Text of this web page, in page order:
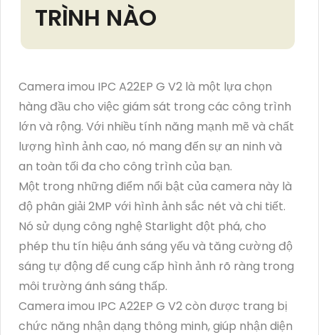
TRÌNH NÀO
Camera imou IPC A22EP G V2 là một lựa chọn
hàng đầu cho việc giám sát trong các công trình
lớn và rộng. Với nhiều tính năng mạnh mẽ và chất
lượng hình ảnh cao, nó mang đến sự an ninh và
an toàn tối đa cho công trình của bạn.
Một trong những điểm nổi bật của camera này là
độ phân giải 2MP với hình ảnh sắc nét và chi tiết.
Nó sử dụng công nghệ Starlight đột phá, cho
phép thu tín hiệu ánh sáng yếu và tăng cường độ
sáng tự động để cung cấp hình ảnh rõ ràng trong
môi trường ánh sáng thấp.
Camera imou IPC A22EP G V2 còn được trang bị
chức năng nhận dạng thông minh, giúp nhận diện